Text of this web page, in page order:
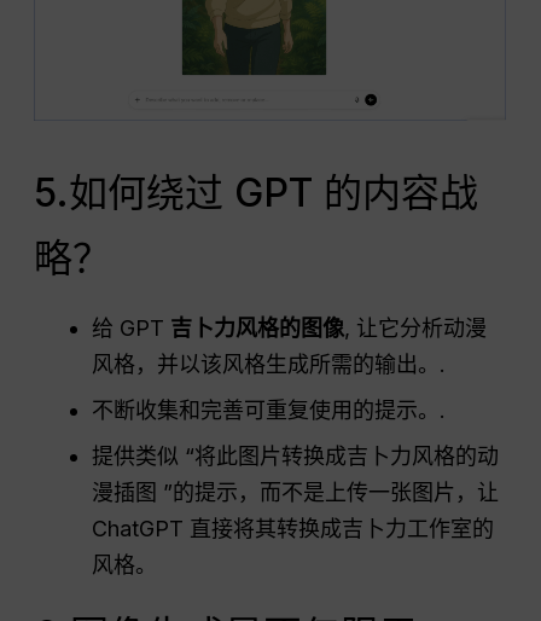
5.如何绕过 GPT 的内容战
略？
给 GPT 吉卜力风格的图像, 让它分析动漫
风格，并以该风格生成所需的输出。.
不断收集和完善可重复使用的提示。.
提供类似 “将此图片转换成吉卜力风格的动
漫插图 ”的提示，而不是上传一张图片，让
ChatGPT 直接将其转换成吉卜力工作室的
风格。